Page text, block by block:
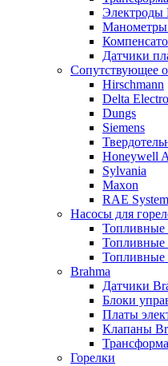
Электроды
Манометры
Датчики
Сопутствующее
Hirschmann
Delta
Dungs
Siemens
Honeywell
Sylvania
Maxon
RAE
Насосы для
Топливные
Топливные
Топливные
Brahma
Датчики
Блоки
Платы
Клапаны
Горелки